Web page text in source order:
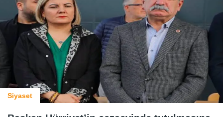
Siyaset